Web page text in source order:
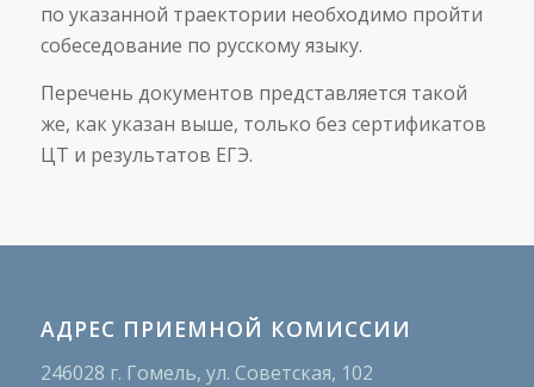
по указанной траектории необходимо пройти
собеседование по русскому языку.
Перечень документов представляется такой
же, как указан выше, только без сертификатов
ЦТ и результатов ЕГЭ.
АДРЕС ПРИЕМНОЙ КОМИССИИ
246028 г. Гомель, ул. Советская, 102